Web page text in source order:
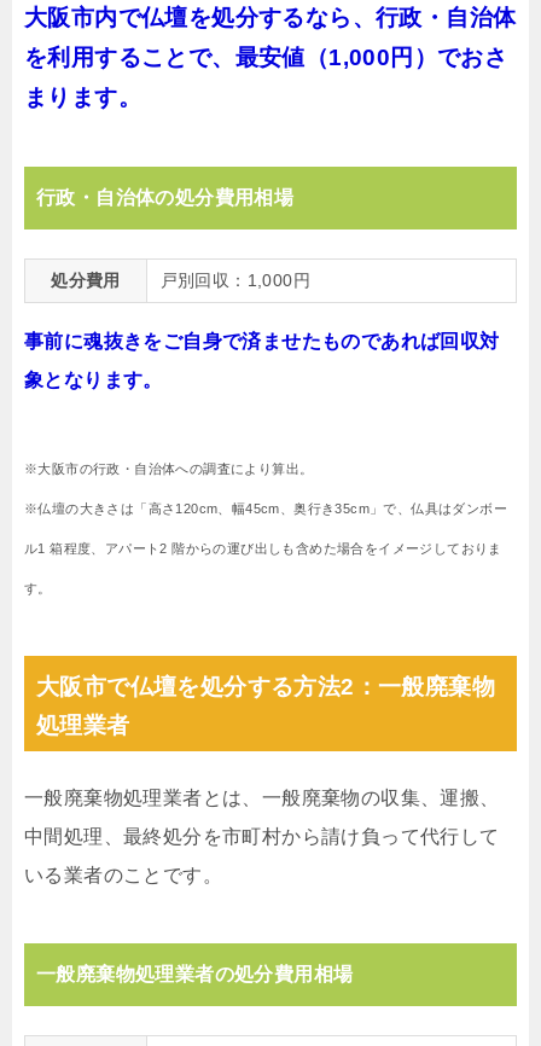
大阪市内で仏壇を処分するなら、行政・自治体
を利用することで、最安値（1,000円）でおさ
まります。
行政・自治体の処分費用相場
処分費用 戸別回収：1,000円
事前に魂抜きをご自身で済ませたものであれば回収対
象となります。
※大阪市の行政・自治体への調査により算出。
※仏壇の大きさは「高さ120cm、幅45cm、奥行き35cm」で、仏具はダンボー
ル1 箱程度、アパート2 階からの運び出しも含めた場合をイメージしておりま
す。
大阪市で仏壇を処分する方法2：一般廃棄物
処理業者
一般廃棄物処理業者とは、一般廃棄物の収集、運搬、
中間処理、最終処分を市町村から請け負って代行して
いる業者のことです。
一般廃棄物処理業者の処分費用相場